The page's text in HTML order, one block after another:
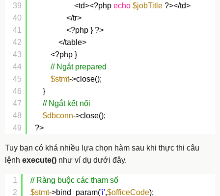
39
40
41
42
43
44
45
46
47
48
49
<td><?php echo $jobTitle ?></td>
</tr>
<?php } ?>
</table>
<?php }
// Ngắt prepared
$stmt->close();
}
// Ngắt kết nối
$dbconn->close();
?>
Tuy bạn có khá nhiều lựa chọn hàm sau khi thực thi câu
lệnh execute() như ví dụ dưới đây.
1
2
// Ràng buộc các tham số
$stmt->bind_param('i',$officeCode);